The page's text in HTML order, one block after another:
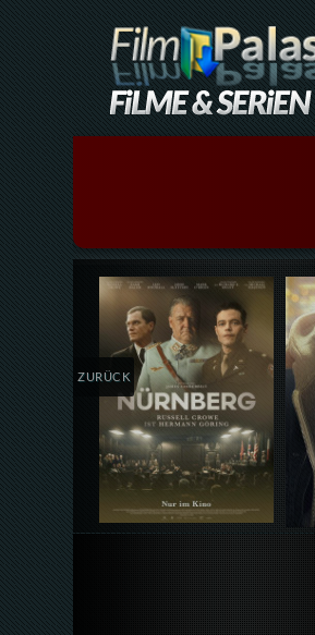
Details,Play
ZURÜCK